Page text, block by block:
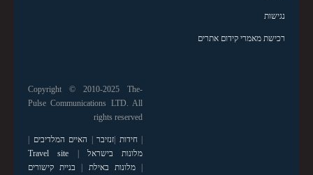
נגישות
רכישת מאמרי קידום אתרים
Copyright © 2010-2025 The-
Pulse Communications LTD. All
rights reserved
|חידות זנזיבר האיים המלדיבים
מלונות בישראל
Travel site
|מלונות באילת
בניית קישורים